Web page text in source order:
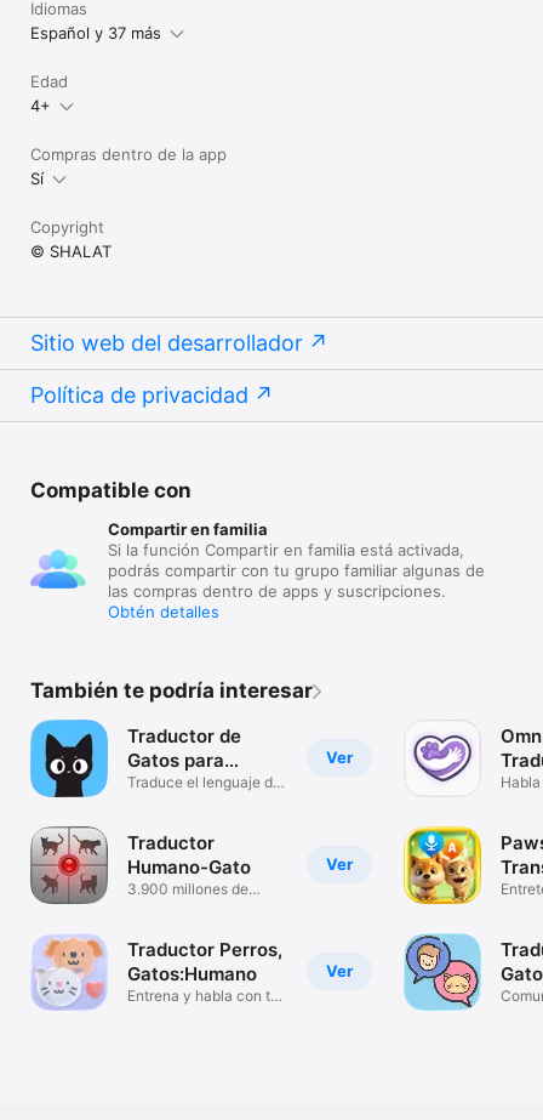
Idiomas
Español y 37 más
Edad
4+
Compras dentro de la app
Sí
Copyright
© SHALAT
Sitio web del desarrollador
Política de privacidad
Compatible con
Compartir en familia
Si la función Compartir en familia está activada,
podrás compartir con tu grupo familiar algunas de
las compras dentro de apps y suscripciones.
Obtén detalles
También te podría interesar
Ver
Traductor de
Gatos para
Humano
Traduce el lenguaje de
Ver
Traductor
Humano-Gato
3.900 millones de
Ver
Traductor Perros,
Gatos:Humano
Entrena y habla con tu